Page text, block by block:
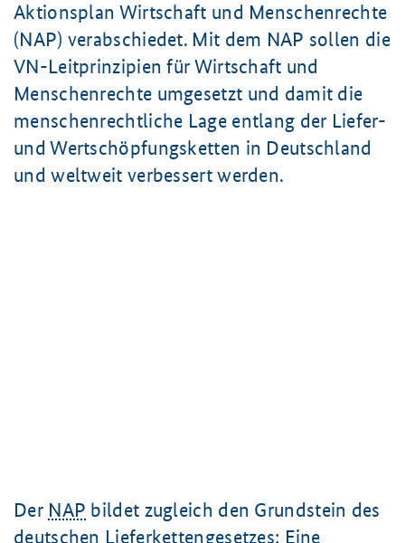
Aktionsplan Wirtschaft und Menschenrechte
(NAP) verabschiedet. Mit dem NAP sollen die
VN-Leitprinzipien für Wirtschaft und
Menschenrechte umgesetzt und damit die
menschenrechtliche Lage entlang der Liefer-
und Wertschöpfungsketten in Deutschland
und weltweit verbessert werden.
Der NAP bildet zugleich den Grundstein des
deutschen Lieferkettengesetzes: Eine